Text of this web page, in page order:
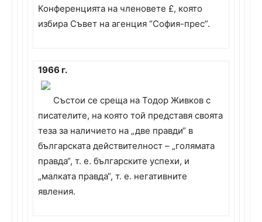
Конференцията на членовете £, която
избира Съвет на агенция “София-прес”.
1966 г.
Състои се среща на Тодор Живков с
писателите, на която той представя своята
теза за наличието на „две правди“ в
българската действителност – „голямата
правда“, т. е. българските успехи, и
„малката правда“, т. е. негативните
явления.